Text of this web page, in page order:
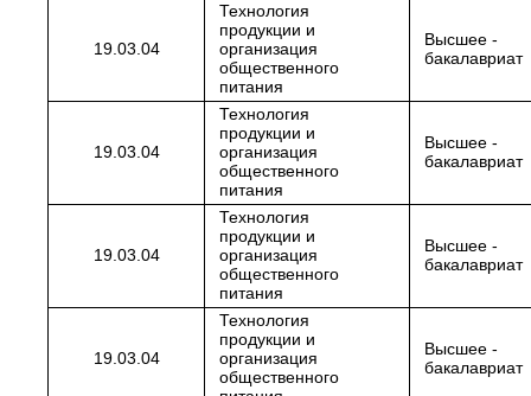
19.03.04
Технология
продукции и
организация
общественного
питания
Высшее -
бакалавриат
19.03.04
Технология
продукции и
организация
общественного
питания
Высшее -
бакалавриат
19.03.04
Технология
продукции и
организация
общественного
питания
Высшее -
бакалавриат
19.03.04
Технология
продукции и
организация
общественного
Высшее -
бакалавриат